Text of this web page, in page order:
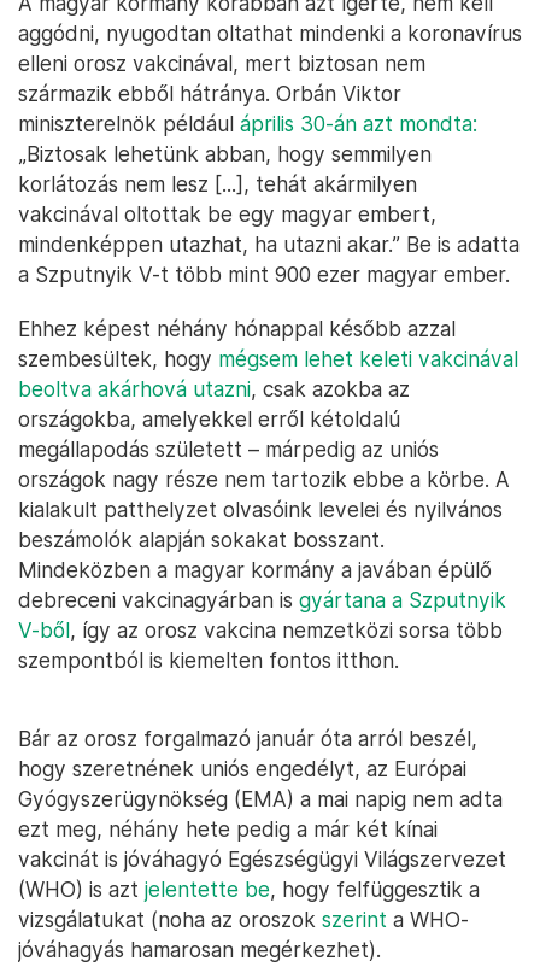
aggódni, nyugodtan oltathat mindenki a koronavírus
elleni orosz vakcinával, mert biztosan nem
származik ebből hátránya. Orbán Viktor
miniszterelnök például április 30-án azt mondta:
„Biztosak lehetünk abban, hogy semmilyen
korlátozás nem lesz [...], tehát akármilyen
vakcinával oltottak be egy magyar embert,
mindenképpen utazhat, ha utazni akar.” Be is adatta
a Szputnyik V-t több mint 900 ezer magyar ember.
Ehhez képest néhány hónappal később azzal
szembesültek, hogy mégsem lehet keleti vakcinával
beoltva akárhová utazni, csak azokba az
országokba, amelyekkel erről kétoldalú
megállapodás született – márpedig az uniós
országok nagy része nem tartozik ebbe a körbe. A
kialakult patthelyzet olvasóink levelei és nyilvános
beszámolók alapján sokakat bosszant.
Mindeközben a magyar kormány a javában épülő
debreceni vakcinagyárban is gyártana a Szputnyik
V-ből, így az orosz vakcina nemzetközi sorsa több
szempontból is kiemelten fontos itthon.
Bár az orosz forgalmazó január óta arról beszél,
hogy szeretnének uniós engedélyt, az Európai
Gyógyszerügynökség (EMA) a mai napig nem adta
ezt meg, néhány hete pedig a már két kínai
vakcinát is jóváhagyó Egészségügyi Világszervezet
(WHO) is azt jelentette be, hogy felfüggesztik a
vizsgálatukat (noha az oroszok szerint a WHO-
jóváhagyás hamarosan megérkezhet).